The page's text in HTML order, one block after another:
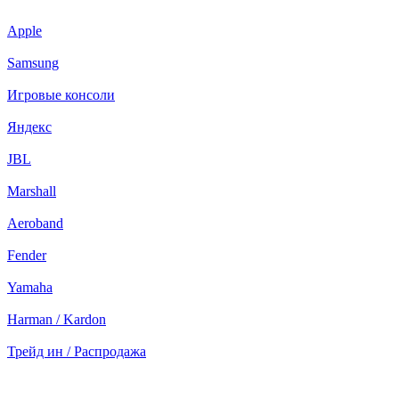
Apple
Samsung
Игровые консоли
Яндекс
JBL
Marshall
Aeroband
Fender
Yamaha
Harman / Kardon
Трейд ин / Распродажа